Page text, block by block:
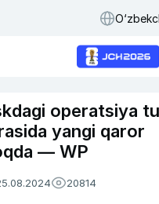
operatsiya
yangi qaror
— WP
20814